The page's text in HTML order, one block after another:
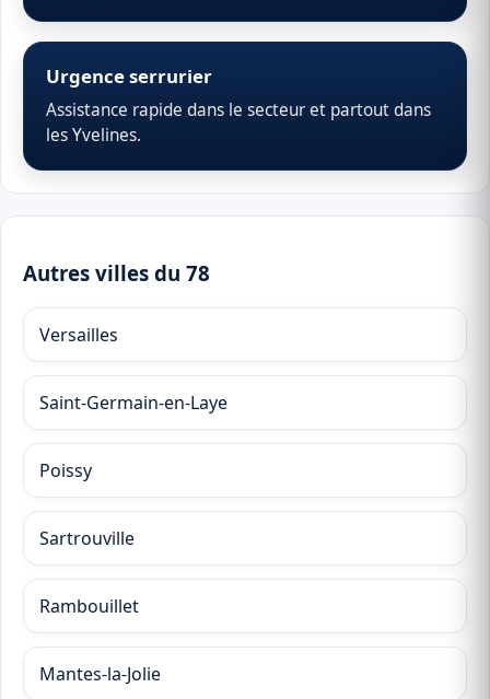
Urgence serrurier
Assistance rapide dans le secteur et partout dans
les Yvelines.
Autres villes du 78
Versailles
Saint-Germain-en-Laye
Poissy
Sartrouville
Rambouillet
Mantes-la-Jolie